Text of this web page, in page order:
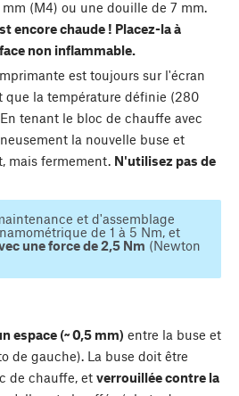
(M4) ou une douille de 7 mm.
encore chaude ! Placez-la à
non inflammable.
est toujours sur l'écran
que la température définie (280
tenant le bloc de chauffe avec
la nouvelle buse et
mais fermement. N'utilisez pas de
et d'assemblage
de 1 à 5 Nm, et
une force de 2,5 Nm (Newton
espace (~ 0,5 mm) entre la buse et
de gauche). La buse doit être
de chauffe, et verrouillée contre la